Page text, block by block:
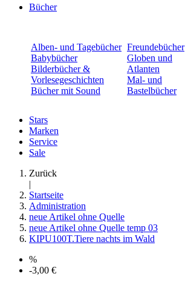
Bücher
Alben- und Tagebücher
Babybücher
Bilderbücher &
Vorlesegeschichten
Bücher mit Sound
Freundebücher
Globen und
Atlanten
Mal- und
Bastelbücher
Stars
Marken
Service
Sale
Zurück
|
Startseite
Administration
neue Artikel ohne Quelle
neue Artikel ohne Quelle temp 03
KIPU100T.Tiere nachts im Wald
%
-3,00 €